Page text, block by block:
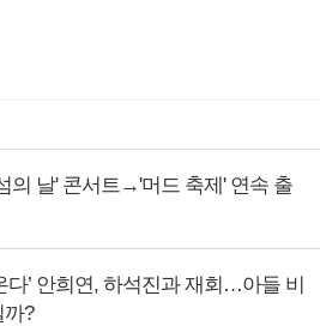
의 날' 콘서트→'머드 축제' 연속 출
다’ 안희연, 하석진과 재회…아들 비
까?